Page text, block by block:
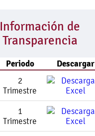
Información de
Transparencia
Periodo Descargar
2
Trimestre
1
Trimestre